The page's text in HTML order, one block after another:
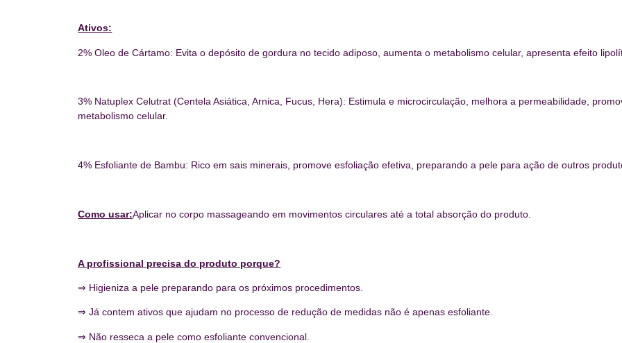
Ativos:
2% Oleo de Cártamo: Evita o depósito de gordura no tecido adiposo, aumenta o metabolismo celular, apresenta efeito
3% Natuplex Celutrat (Centela Asiática, Arnica, Fucus, Hera): Estimula e microcirculação, melhora a permeabilidade,
metabolismo celular.
4% Esfoliante de Bambu: Rico em sais minerais, promove esfoliação efetiva, preparando a pele para ação de outros
Como usar:Aplicar no corpo massageando em movimentos circulares até a total absorção do produto.
A profissional precisa do produto porque?
⇒ Higieniza a pele preparando para os próximos procedimentos.
⇒ Já contem ativos que ajudam no processo de redução de medidas não é apenas esfoliante.
⇒ Não resseca a pele como esfoliante convencional.